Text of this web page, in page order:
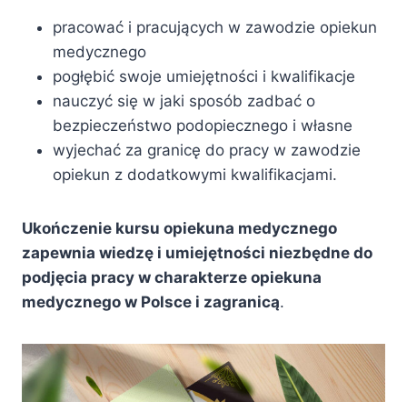
pracować i pracujących w zawodzie opiekun
medycznego
pogłębić swoje umiejętności i kwalifikacje
nauczyć się w jaki sposób zadbać o
bezpieczeństwo podopiecznego i własne
wyjechać za granicę do pracy w zawodzie
opiekun z dodatkowymi kwalifikacjami.
Ukończenie kursu opiekuna medycznego
zapewnia wiedzę i umiejętności niezbędne do
podjęcia pracy w charakterze opiekuna
medycznego w Polsce i zagranicą.